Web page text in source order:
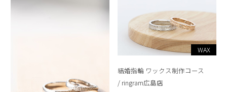
WAX
結婚指輪 ワックス制作コース
ringram広島店